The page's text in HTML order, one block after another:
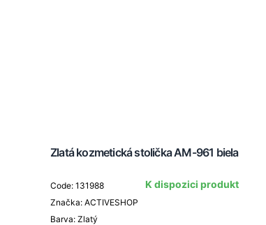
Zlatá kozmetická stolička AM-961 biela
Code: 131988
Značka: ACTIVESHOP
Barva: Zlatý
K dispozici produkt